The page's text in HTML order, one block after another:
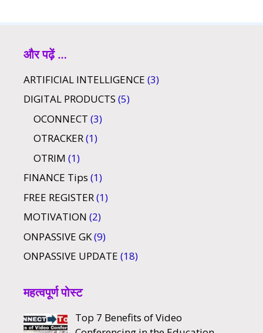
o
o
k
p
p
और पढ़ें …
ARTIFICIAL INTELLIGENCE (3)
DIGITAL PRODUCTS (5)
OCONNECT (3)
OTRACKER(1)
OTRIM (1)
FINANCE Tips (1)
FREE REGISTER(1)
MOTIVATION (2)
ONPASSIVE GK(9)
ONPASSIVE UPDATE (18)
महत्वपूर्ण पोस्ट
Top 7 Benefits of Video